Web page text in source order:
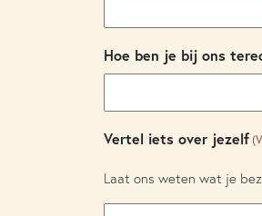
Hoe ben je bij ons
Vertel iets over jezelf
Laat ons weten wat je